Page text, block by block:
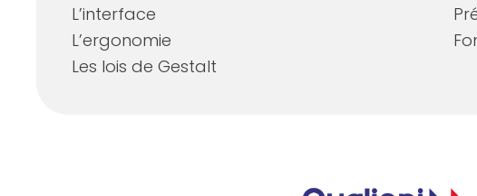
L’interface
L’ergonomie
Les lois de Gestalt